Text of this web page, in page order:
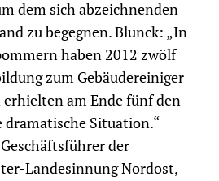
dem sich abzeichnenden
zu begegnen. Blunck: „In
haben 2012 zwölf
zum Gebäudereiniger
erhielten am Ende fünf den
dramatische Situation.“
der
Landesinnung Nordost,